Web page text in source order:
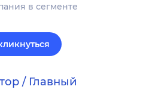
в сегменте
/ Главный